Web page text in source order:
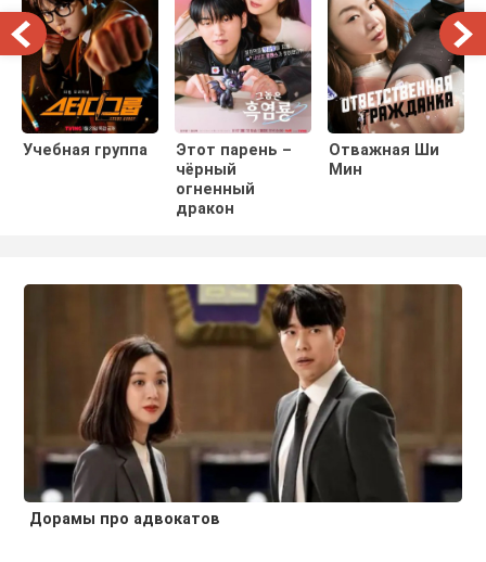
Учебная группа
Этот парень –
чёрный
огненный
дракон
Отважная Ши
Мин
Дорамы про адвокатов